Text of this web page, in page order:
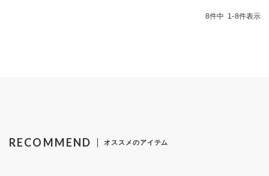
8件中 1-8件表示
RECOMMEND オススメのアイテム